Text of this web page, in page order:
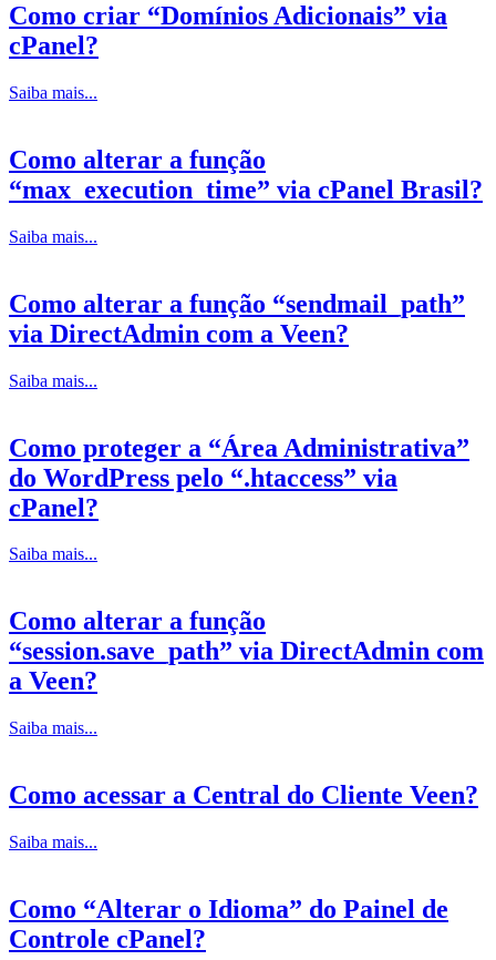
Como criar “Domínios Adicionais” via
cPanel?
Saiba mais...
Como alterar a função
“max_execution_time” via cPanel Brasil?
Saiba mais...
Como alterar a função “sendmail_path”
via DirectAdmin com a Veen?
Saiba mais...
Como proteger a “Área Administrativa”
do WordPress pelo “.htaccess” via
cPanel?
Saiba mais...
Como alterar a função
“session.save_path” via DirectAdmin com
a Veen?
Saiba mais...
Como acessar a Central do Cliente Veen?
Saiba mais...
Como “Alterar o Idioma” do Painel de
Controle cPanel?